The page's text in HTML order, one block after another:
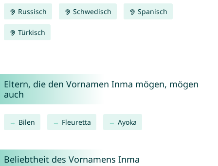
Russisch Schwedisch Spanisch
Türkisch
Eltern, die den Vornamen Inma mögen, mögen
auch
Bilen Fleuretta Ayoka
Beliebtheit des Vornamens Inma